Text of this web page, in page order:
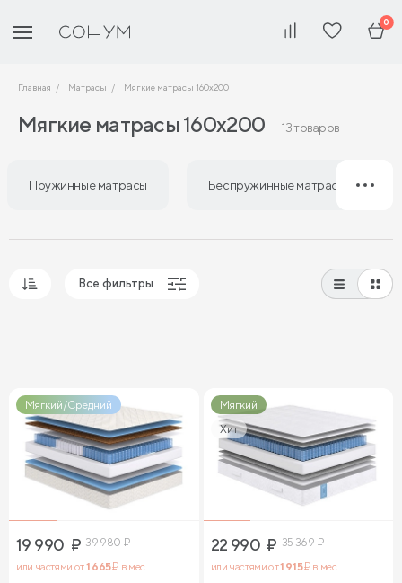
0
Главная Матрасы Мягкие матрасы 160х200
Мягкие матрасы 160х200 13 товаров
Пружинные матрасы Беспружинные матрасы
Все фильтры
Мягкий/Средний
19 990 ₽ 39 980₽
или частями от1 665₽ в мес.
Мягкий
Хит
22 990 ₽ 35 369₽
или частями от1 915₽ в мес.